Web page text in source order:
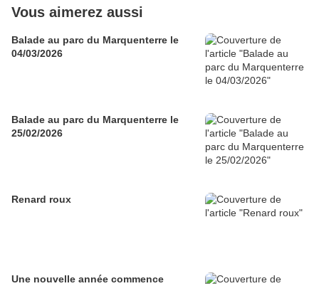
Vous aimerez aussi
Balade au parc du Marquenterre le
04/03/2026
Balade au parc du Marquenterre le
25/02/2026
Renard roux
Une nouvelle année commence